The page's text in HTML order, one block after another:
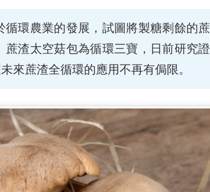
環農業的發展，試圖將製糖剩餘的蔗
渣太空菇包為循環三寶，日前研究證
來蔗渣全循環的應用不再有侷限。